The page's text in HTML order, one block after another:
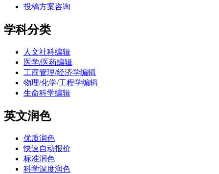
投稿方案咨询
学科分类
人文社科编辑
医学/医药编辑
工商管理/经济学编辑
物理/化学/工程学编辑
生命科学编辑
英文润色
优质润色
快速自动报价
标准润色
科学深度润色